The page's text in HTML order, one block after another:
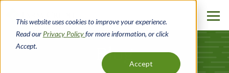
This website uses cookies to improve your experience.
Read our Privacy Policyfor more information, or click
Accept.
Accept
contenido
principal
Blog